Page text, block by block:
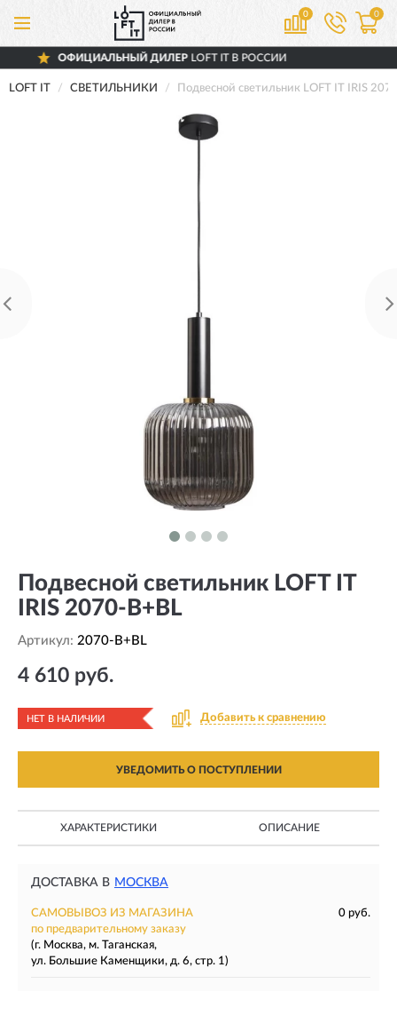
0 0
ДИЛЕРLOFT IT В РОССИИ
LOFT IT СВЕТИЛЬНИКИ Подвесной светильник LOFT IT IRIS
Подвесной светильник LOFT IT
IRIS 2070-B+BL
Артикул: 2070-B+BL
4 610 руб.
НЕТ В НАЛИЧИИ Добавить к сравнению
УВЕДОМИТЬ О ПОСТУПЛЕНИИ
ХАРАКТЕРИСТИКИ ОПИСАНИЕ
ДОСТАВКА В МОСКВА
САМОВЫВОЗ ИЗ МАГАЗИНА
0 руб.
по предварительному заказу
(г. Москва, м. Таганская,
ул. Большие Каменщики, д. 6, стр. 1)